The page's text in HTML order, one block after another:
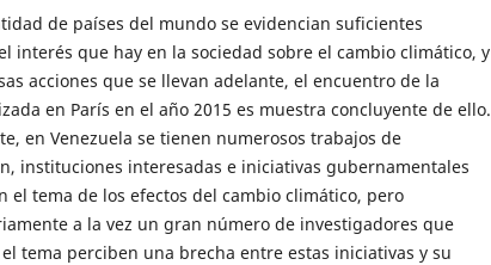
de países del mundo se evidencian suficientes
interés que hay en la sociedad sobre el cambio climático, y
acciones que se llevan adelante, el encuentro de la
en París en el año 2015 es muestra concluyente de ello.
en Venezuela se tienen numerosos trabajos de
instituciones interesadas e iniciativas gubernamentales
el tema de los efectos del cambio climático, pero
a la vez un gran número de investigadores que
tema perciben una brecha entre estas iniciativas y su